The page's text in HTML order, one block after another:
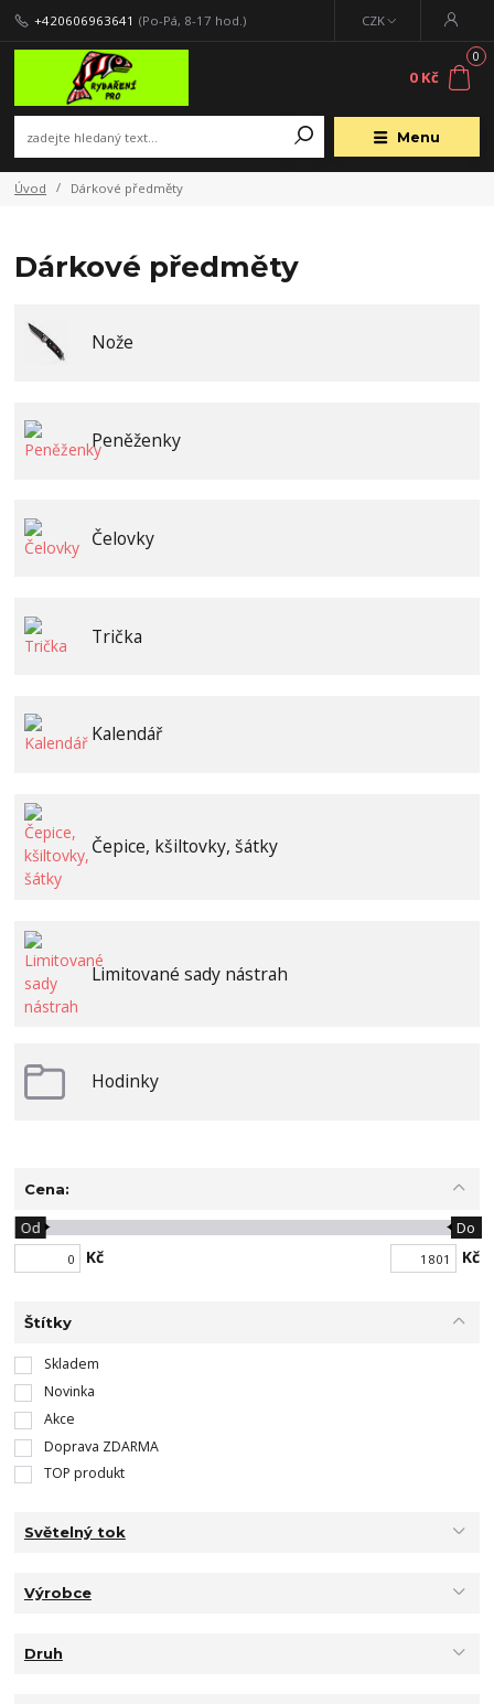
Menu
CZK
+420606963641 (Po-Pá, 8-17 hod.)
0
0 Kč
Úvod Dárkové předměty
Dárkové předměty
Nože
Peněženky
Čelovky
Trička
Kalendář
Čepice, kšiltovky, šátky
Limitované sady nástrah
Hodinky
Cena:
Kč
Od Do
Kč
Štítky
Skladem
Novinka
Akce
Doprava ZDARMA
TOP produkt
Světelný tok
Výrobce
Druh